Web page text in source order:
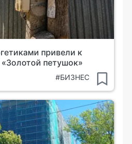
привели к
петушок»
#БИЗНЕС